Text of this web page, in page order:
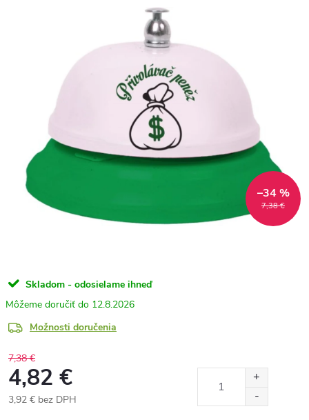
7,38 €
–34 %
Skladom - odosielame ihneď
12.8.2026
Možnosti doručenia
7,38 €
4,82 €
3,92 € bez DPH